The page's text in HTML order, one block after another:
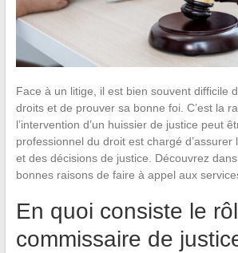
Face à un litige, il est bien souvent difficile
droits et de prouver sa bonne foi. C’est la
l’intervention d’un huissier de justice peut
professionnel du droit est chargé
et des décisions de justice. Découvrez
bonnes raisons de faire à appel aux
En quoi consiste le
commissaire de